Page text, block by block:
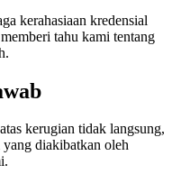
kerahasiaan kredensial
tahu kami tentang
kerugian tidak langsung,
yang diakibatkan oleh